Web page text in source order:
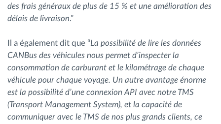
des frais généraux de plus de 15 % et une amélioration des
délais de livraison.”
Il a également dit que “La possibilité de lire les données
CANBus des véhicules nous permet d’inspecter la
consommation de carburant et le kilométrage de chaque
véhicule pour chaque voyage. Un autre avantage énorme
est la possibilité d’une connexion API avec notre TMS
(Transport Management System), et la capacité de
communiquer avec le TMS de nos plus grands clients, ce